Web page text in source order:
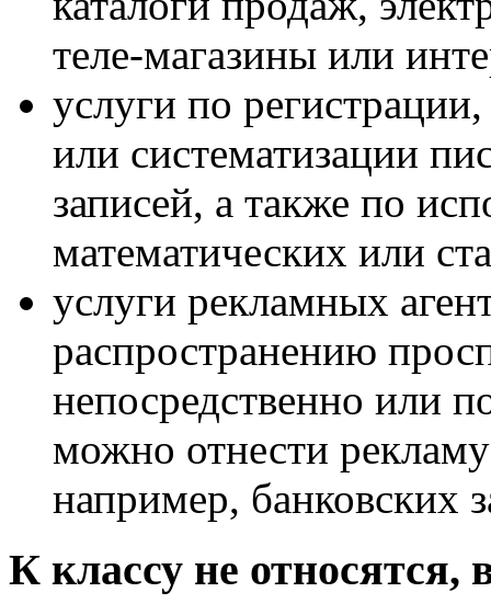
теле-магазины или
услуги по
или систематизации
записей, а также по
математических или
услуги рекламных
распространению
непосредственно или
можно отнести
например, банковских
К классу не относятся,